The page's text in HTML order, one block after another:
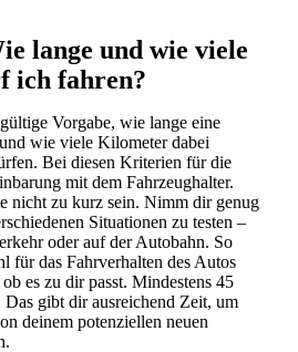
lange und wie viele
ich fahren?
Vorgabe, wie lange eine
wie viele Kilometer dabei
Bei diesen Kriterien für die
mit dem Fahrzeughalter.
nicht zu kurz sein. Nimm dir genug
Situationen zu testen –
oder auf der Autobahn. So
für das Fahrverhalten des Autos
es zu dir passt. Mindestens 45
gibt dir ausreichend Zeit, um
deinem potenziellen neuen